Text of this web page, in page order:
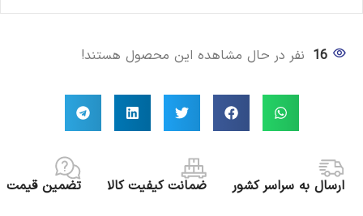
16 نفر در حال مشاهده این محصول هستند!
ارسال به سراسر کشور ضمانت کیفیت کالا تضمین قیمت